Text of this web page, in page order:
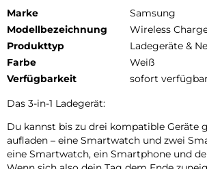
Marke
Samsung
Modellbezeichnung
Wireless
Produkttyp
Ladegeräte &
Farbe
Weiß
Verfügbarkeit
sofort verfügbar
Das 3-in-1 Ladegerät:
Du kannst bis zu drei kompatible Geräte
aufladen – eine Smartwatch und zwei
eine Smartwatch, ein Smartphone und